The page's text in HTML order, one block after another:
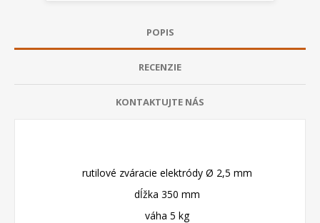
POPIS
RECENZIE
KONTAKTUJTE NÁS
rutilové zváracie elektródy Ø 2,5 mm
dĺžka 350 mm
váha 5 kg